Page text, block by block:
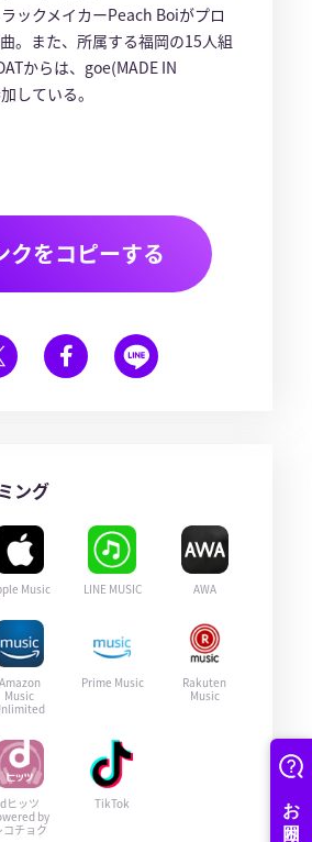
ックメイカーPeach Boiがプロ
。また、所属する福岡の15人組
からは、goe(MADE IN
している。
クをコピーする
ング
Music LINE MUSIC AWA
Amazon
Music
Prime Music
Rakuten
Music
dヒッツ
by
コチョク
TikTok